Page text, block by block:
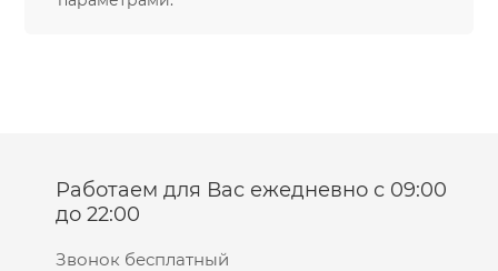
Работаем для Вас ежедневно с 09:00
до 22:00
Звонок бесплатный